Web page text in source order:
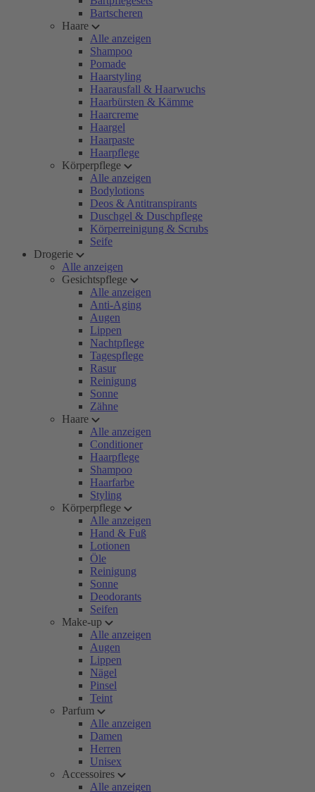
Bartscheren
Haare
Alle anzeigen
Shampoo
Pomade
Haarstyling
Haarausfall & Haarwuchs
Haarbürsten & Kämme
Haarcreme
Haargel
Haarpaste
Haarpflege
Körperpflege
Alle anzeigen
Bodylotions
Deos & Antitranspirants
Duschgel & Duschpflege
Körperreinigung & Scrubs
Seife
Drogerie
Alle anzeigen
Gesichtspflege
Alle anzeigen
Anti-Aging
Augen
Lippen
Nachtpflege
Tagespflege
Rasur
Reinigung
Sonne
Zähne
Haare
Alle anzeigen
Conditioner
Haarpflege
Shampoo
Haarfarbe
Styling
Körperpflege
Alle anzeigen
Hand & Fuß
Lotionen
Öle
Reinigung
Sonne
Deodorants
Seifen
Make-up
Alle anzeigen
Augen
Lippen
Nägel
Pinsel
Teint
Parfum
Alle anzeigen
Damen
Herren
Unisex
Accessoires
Alle anzeigen